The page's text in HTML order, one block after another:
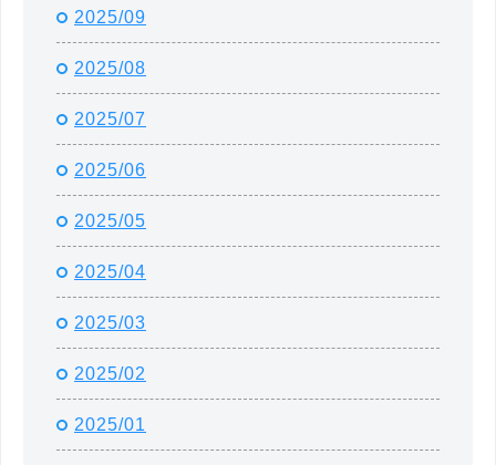
2025/09
2025/08
2025/07
2025/06
2025/05
2025/04
2025/03
2025/02
2025/01